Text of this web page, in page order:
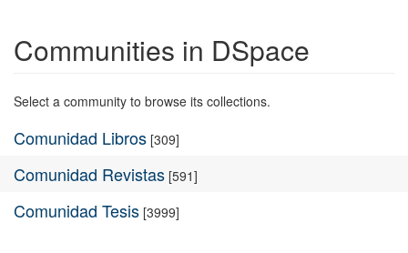
Communities in DSpace
Select a community to browse its collections.
Comunidad Libros [309]
Comunidad Revistas [591]
Comunidad Tesis [3999]